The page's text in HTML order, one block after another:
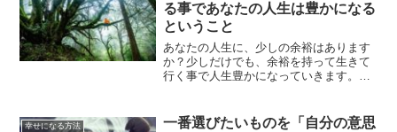
る事であなたの人生は豊かになる
ということ
あなたの人生に、少しの余裕はあります
か？少しだけでも、余裕を持って生きて
行く事で人生豊かになっていきます。余
か？
幸せになる方法
一番選びたいものを「自分の意思